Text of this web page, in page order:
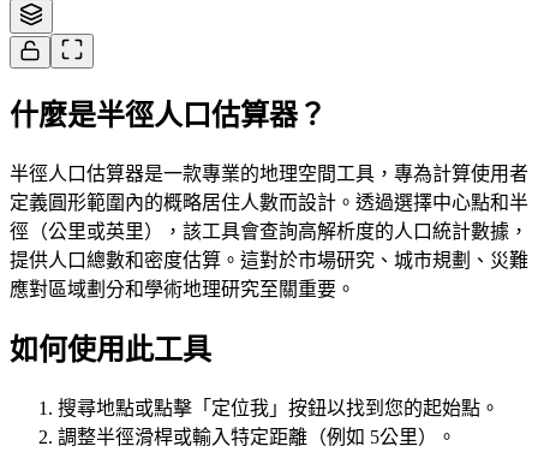
什麼是半徑人口估算器？
半徑人口估算器是一款專業的地理空間工具，專為計算使用者
定義圓形範圍內的概略居住人數而設計。透過選擇中心點和半
徑（公里或英里），該工具會查詢高解析度的人口統計數據，
提供人口總數和密度估算。這對於市場研究、城市規劃、災難
應對區域劃分和學術地理研究至關重要。
如何使用此工具
搜尋地點或點擊「定位我」按鈕以找到您的起始點。
調整半徑滑桿或輸入特定距離（例如 5公里）。